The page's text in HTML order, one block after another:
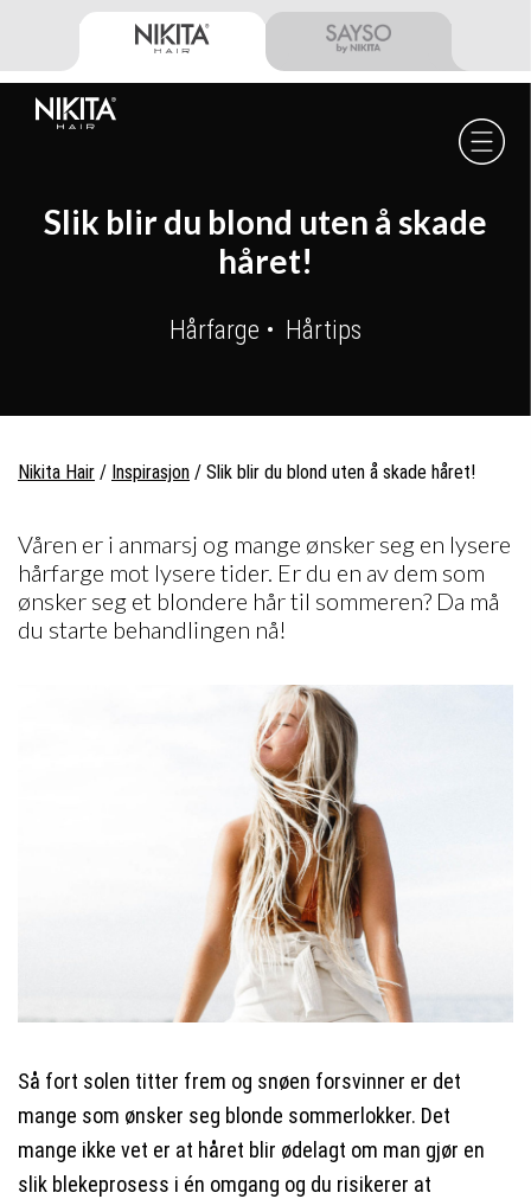
primary
navigation
main
content
footer
Slik blir du blond uten å skade
håret!
Hårfarge Hårtips
Nikita Hair / Inspirasjon / Slik blir du blond uten å skade håret!
Våren er i anmarsj og mange ønsker seg en lysere
hårfarge mot lysere tider. Er du en av dem som
ønsker seg et blondere hår til sommeren? Da må
du starte behandlingen nå!
Så fort solen titter frem og snøen forsvinner er det
mange som ønsker seg blonde sommerlokker. Det
mange ikke vet er at håret blir ødelagt om man gjør en
slik blekeprosess i én omgang og du risikerer at